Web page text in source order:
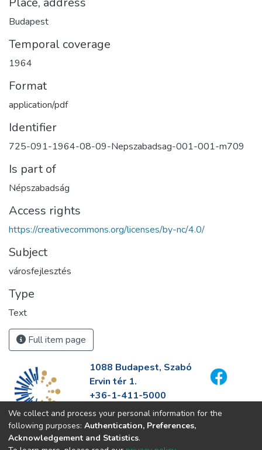
Budapest
Temporal coverage
1964
Format
application/pdf
Identifier
725-091-1964-08-09-Nepszabadsag-001-001-m709
Is part of
Népszabadság
Access rights
https://creativecommons.org/licenses/by-nc/4.0/
Subject
városfejlesztés
Type
Text
Full item page
1088 Budapest, Szabó
Ervin tér 1.
+36-1-411-5000
info@fszek.hu
https://fszek.hu
We collect and process your personal information for the
following purposes: Authentication, Preferences,
Acknowledgement and Statistics.